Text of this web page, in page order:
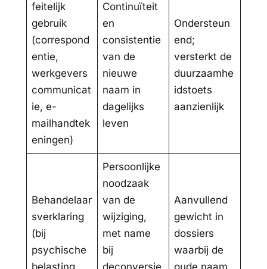
feitelijk
gebruik
(correspond
entie,
werkgevers
communicat
ie, e-
mailhandtek
eningen)
Continuïteit
en
consistentie
van de
nieuwe
naam in
dagelijks
leven
Ondersteun
end;
versterkt de
duurzaamhe
idstoets
aanzienlijk
Behandelaar
sverklaring
(bij
psychische
Persoonlijke
noodzaak
van de
wijziging,
met name
bij
Aanvullend
gewicht in
dossiers
waarbij de